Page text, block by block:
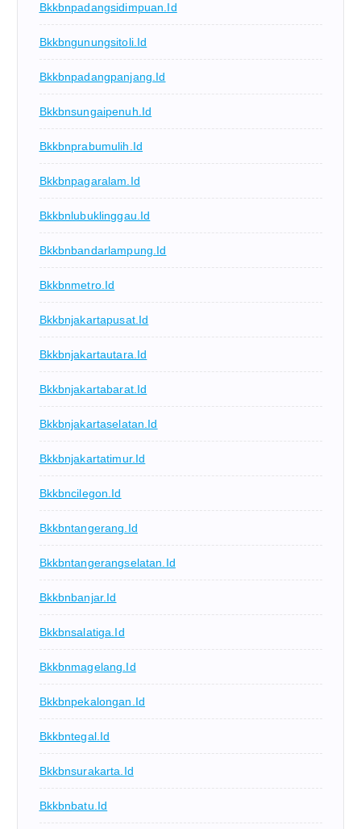
Bkkbnpadangsidimpuan.id
Bkkbngunungsitoli.id
Bkkbnpadangpanjang.id
Bkkbnsungaipenuh.id
Bkkbnprabumulih.id
Bkkbnpagaralam.id
Bkkbnlubuklinggau.id
Bkkbnbandarlampung.id
Bkkbnmetro.id
Bkkbnjakartapusat.id
Bkkbnjakartautara.id
Bkkbnjakartabarat.id
Bkkbnjakartaselatan.id
Bkkbnjakartatimur.id
Bkkbncilegon.id
Bkkbntangerang.id
Bkkbntangerangselatan.id
Bkkbnbanjar.id
Bkkbnsalatiga.id
Bkkbnmagelang.id
Bkkbnpekalongan.id
Bkkbntegal.id
Bkkbnsurakarta.id
Bkkbnbatu.id